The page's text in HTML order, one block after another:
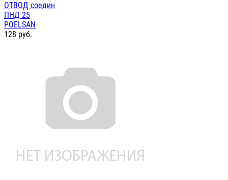
ОТВОД соедин
ПНД 25
POELSAN
128 руб.